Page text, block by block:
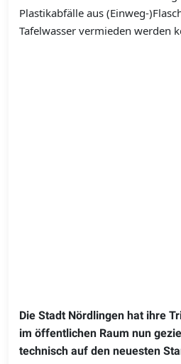
Plastikabfälle aus (Einweg-
Tafelwasser vermieden werden
Die Stadt Nördlingen hat ihre
im öffentlichen Raum nun
technisch auf den neuesten